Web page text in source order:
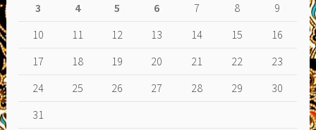
3
4 5 6 7 8
9
10
11 12 13 14 15
16
17
18 19 20 21 22
23
24
25 26 27 28 29
30
31